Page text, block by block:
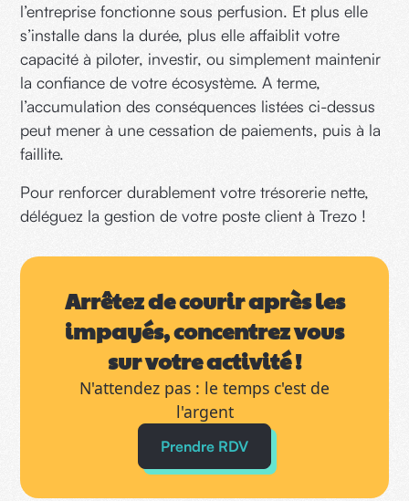
l’entreprise fonctionne sous perfusion. Et plus elle
s’installe dans la durée, plus elle affaiblit votre
capacité à piloter, investir, ou simplement maintenir
la confiance de votre écosystème. A terme,
l’accumulation des conséquences listées ci-dessus
peut mener à une cessation de paiements, puis à la
faillite.
Pour renforcer durablement votre trésorerie nette,
déléguez la gestion de votre poste client à Trezo !
Arrêtez de courir après les
impayés, concentrez vous
sur votre activité !
N'attendez pas : le temps c'est de
l'argent
Prendre RDV